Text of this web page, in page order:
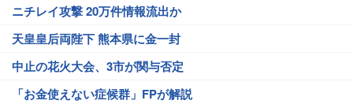
ニチレイ攻撃 20万件情報流出か
天皇皇后両陛下 熊本県に金一封
中止の花火大会、3市が関与否定
「お金使えない症候群」FPが解説